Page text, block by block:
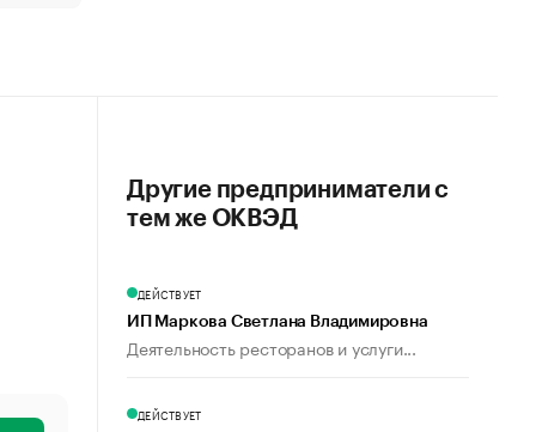
Другие предприниматели с
тем же ОКВЭД
ДЕЙСТВУЕТ
ИП Маркова Светлана Владимировна
Деятельность ресторанов и услуги...
ДЕЙСТВУЕТ